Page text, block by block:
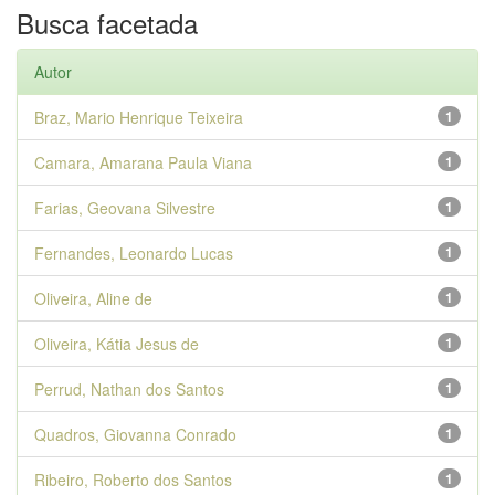
Busca facetada
Autor
1
Braz, Mario Henrique Teixeira
1
Camara, Amarana Paula Viana
1
Farias, Geovana Silvestre
1
Fernandes, Leonardo Lucas
1
Oliveira, Aline de
1
Oliveira, Kátia Jesus de
1
Perrud, Nathan dos Santos
1
Quadros, Giovanna Conrado
1
Ribeiro, Roberto dos Santos